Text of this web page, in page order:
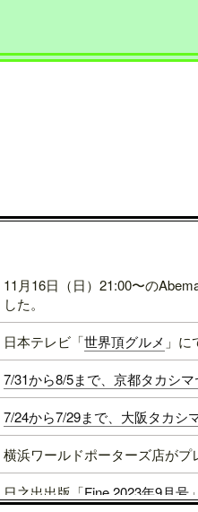
11月16日（日）21:00〜の
した。
日本テレビ「世界頂グルメ 」
7/31から8/5まで、京都タカシ
7/24から7/29まで、大阪タカシ
横浜ワールドポーターズ店がプ
日之出出版「Fine 2023年9月号